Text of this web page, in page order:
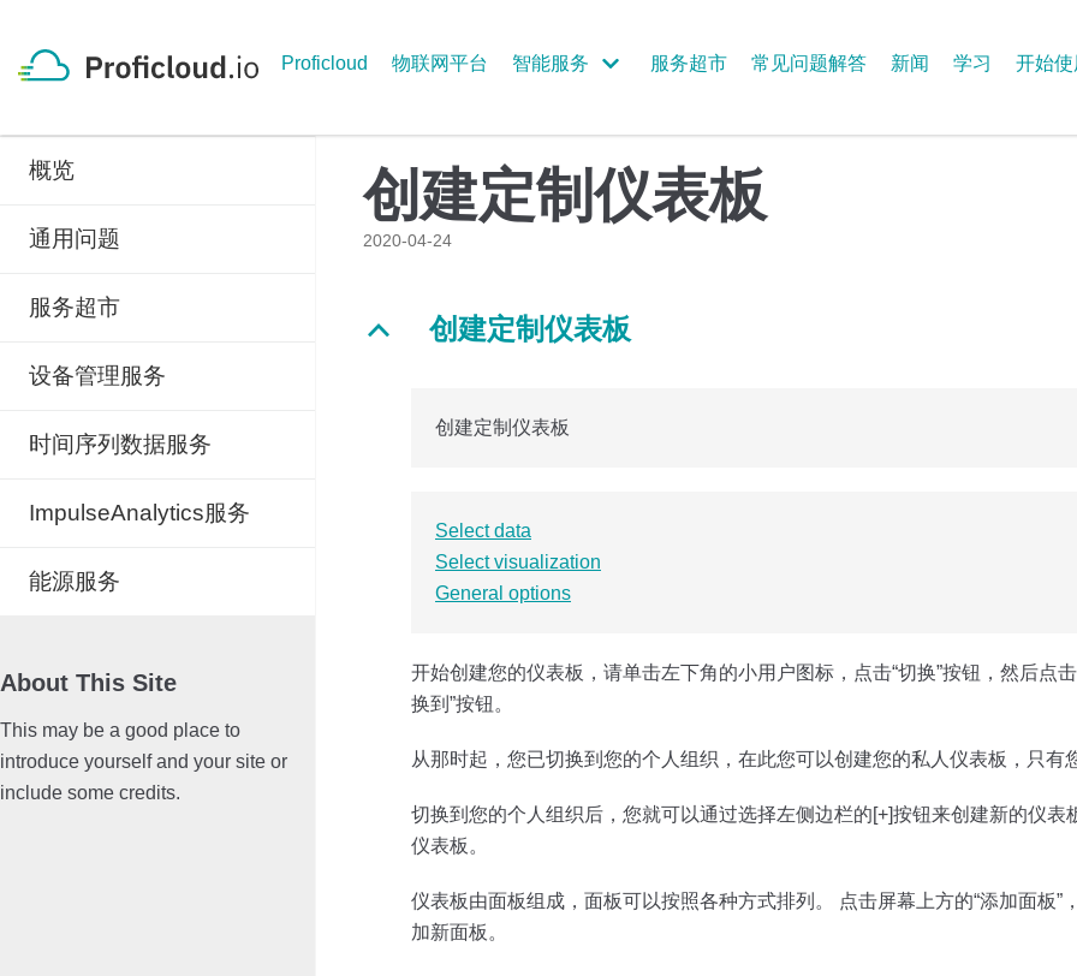
to
Proficloud 物联网平台 智能服务 服务超市 常见问题解答 新闻 学习 开始使
概览
通用问题
服务超市
设备管理服务
时间序列数据服务
ImpulseAnalytics服务
能源服务
About This Site
This may be a good place to
introduce yourself and your site or
include some credits.
创建定制仪表板
2020-04-24
B 创建定制仪表板
创建定制仪表板
Select data
Select visualization
General options
开始创建您的仪表板，请单击左下角的小用户图标，点击“切换”按钮，然后点
换到”按钮。
从那时起，您已切换到您的个人组织，在此您可以创建您的私人仪表板，只有
切换到您的个人组织后，您就可以通过选择左侧边栏的[+]按钮来创建新的仪表
仪表板。
仪表板由面板组成，面板可以按照各种方式排列。 点击屏幕上方的“添加面板”
加新面板。